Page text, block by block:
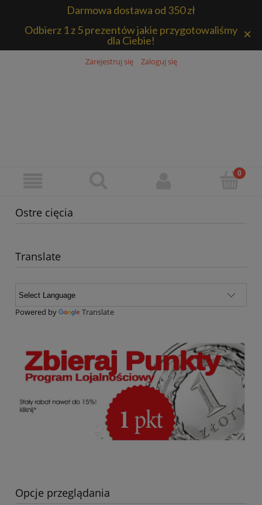
Darmowa dostawa od 350 zł
Odbierz 1 z 5 prezentów jakie przygotowaliśmy
dla Ciebie!
×
Zarejestruj się Zaloguj się
Ostre cięcia
Translate
Powered by Translate
Opcje przeglądania